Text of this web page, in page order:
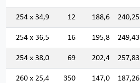
254 x 34,9 12 188,6 240,25
254 x 36,5 16 195,8 249,43
254 x 38,0 69 202,4 257,83
260 x 25,4 350 147,0 187,26